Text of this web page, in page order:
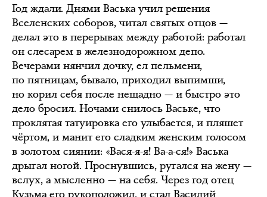
Год ждали. Днями Васька учил решения
Вселенских соборов, читал святых отцов —
делал это в перерывах между работой: работал
он слесарем в железнодорожном депо.
Вечерами нянчил дочку, ел пельмени,
по пятницам, бывало, приходил выпимши,
но корил себя после нещадно — и быстро это
дело бросил. Ночами снилось Ваське, что
проклятая татуировка его улыбается, и пляшет
чёртом, и манит его сладким женским голосом
в золотом сиянии: «Вася-я-я! Ва-а-ся!» Васька
дрыгал ногой. Проснувшись, ругался на жену —
вслух, а мысленно — на себя. Через год отец
Кузьма его рукоположил, и стал Василий